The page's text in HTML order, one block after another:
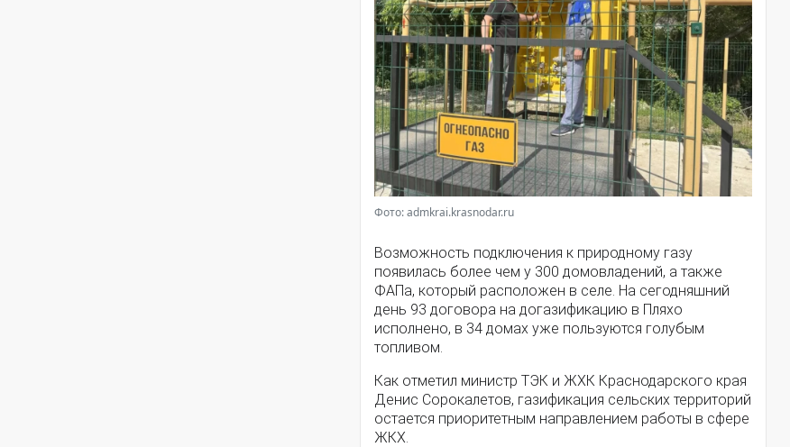
Фото: admkrai.krasnodar.ru
Возможность подключения к природному газу
появилась более чем у 300 домовладений, а также
ФАПа, который расположен в селе. На сегодняшний
день 93 договора на догазификацию в Пляхо
исполнено, в 34 домах уже пользуются голубым
топливом.
Как отметил министр ТЭК и ЖХК Краснодарского края
Денис Сорокалетов, газификация сельских территорий
остается приоритетным направлением работы в сфере
ЖКХ.